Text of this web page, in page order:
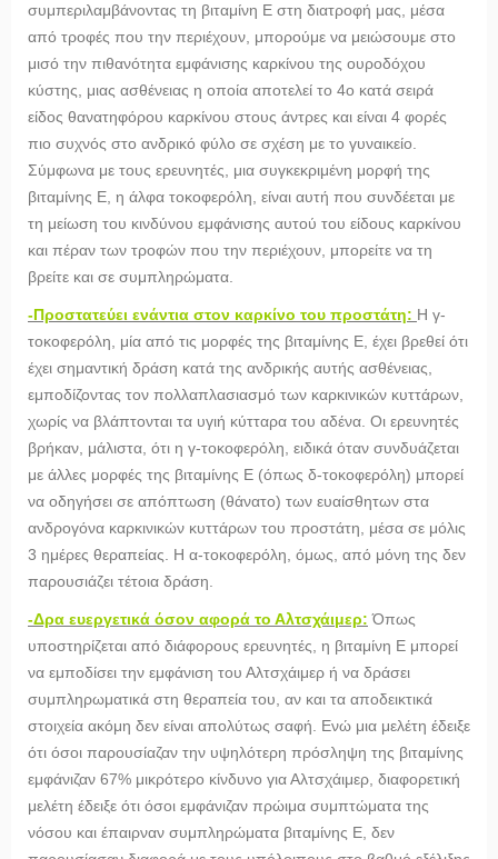
συμπεριλαμβάνοντας τη βιταμίνη Ε στη διατροφή μας, μέσα
από τροφές που την περιέχουν, μπορούμε να μειώσουμε στο
μισό την πιθανότητα εμφάνισης καρκίνου της ουροδόχου
κύστης, μιας ασθένειας η οποία αποτελεί το 4ο κατά σειρά
είδος θανατηφόρου καρκίνου στους άντρες και είναι 4 φορές
πιο συχνός στο ανδρικό φύλο σε σχέση με το γυναικείο.
Σύμφωνα με τους ερευνητές, μια συγκεκριμένη μορφή της
βιταμίνης Ε, η άλφα τοκοφερόλη, είναι αυτή που συνδέεται με
τη μείωση του κινδύνου εμφάνισης αυτού του είδους καρκίνου
και πέραν των τροφών που την περιέχουν, μπορείτε να τη
βρείτε και σε συμπληρώματα.
-Προστατεύει ενάντια στον καρκίνο του προστάτη: Η γ-
τοκοφερόλη, μία από τις μορφές της βιταμίνης Ε, έχει βρεθεί ότι
έχει σημαντική δράση κατά της ανδρικής αυτής ασθένειας,
εμποδίζοντας τον πολλαπλασιασμό των καρκινικών κυττάρων,
χωρίς να βλάπτονται τα υγιή κύτταρα του αδένα. Οι ερευνητές
βρήκαν, μάλιστα, ότι η γ-τοκοφερόλη, ειδικά όταν συνδυάζεται
με άλλες μορφές της βιταμίνης Ε (όπως δ-τοκοφερόλη) μπορεί
να οδηγήσει σε απόπτωση (θάνατο) των ευαίσθητων στα
ανδρογόνα καρκινικών κυττάρων του προστάτη, μέσα σε μόλις
3 ημέρες θεραπείας. Η α-τοκοφερόλη, όμως, από μόνη της δεν
παρουσιάζει τέτοια δράση.
-Δρα ευεργετικά όσον αφορά το Αλτσχάιμερ: Όπως
υποστηρίζεται από διάφορους ερευνητές, η βιταμίνη Ε μπορεί
να εμποδίσει την εμφάνιση του Αλτσχάιμερ ή να δράσει
συμπληρωματικά στη θεραπεία του, αν και τα αποδεικτικά
στοιχεία ακόμη δεν είναι απολύτως σαφή. Ενώ μια μελέτη έδειξε
ότι όσοι παρουσίαζαν την υψηλότερη πρόσληψη της βιταμίνης
εμφάνιζαν 67% μικρότερο κίνδυνο για Αλτσχάιμερ, διαφορετική
μελέτη έδειξε ότι όσοι εμφάνιζαν πρώιμα συμπτώματα της
νόσου και έπαιρναν συμπληρώματα βιταμίνης Ε, δεν